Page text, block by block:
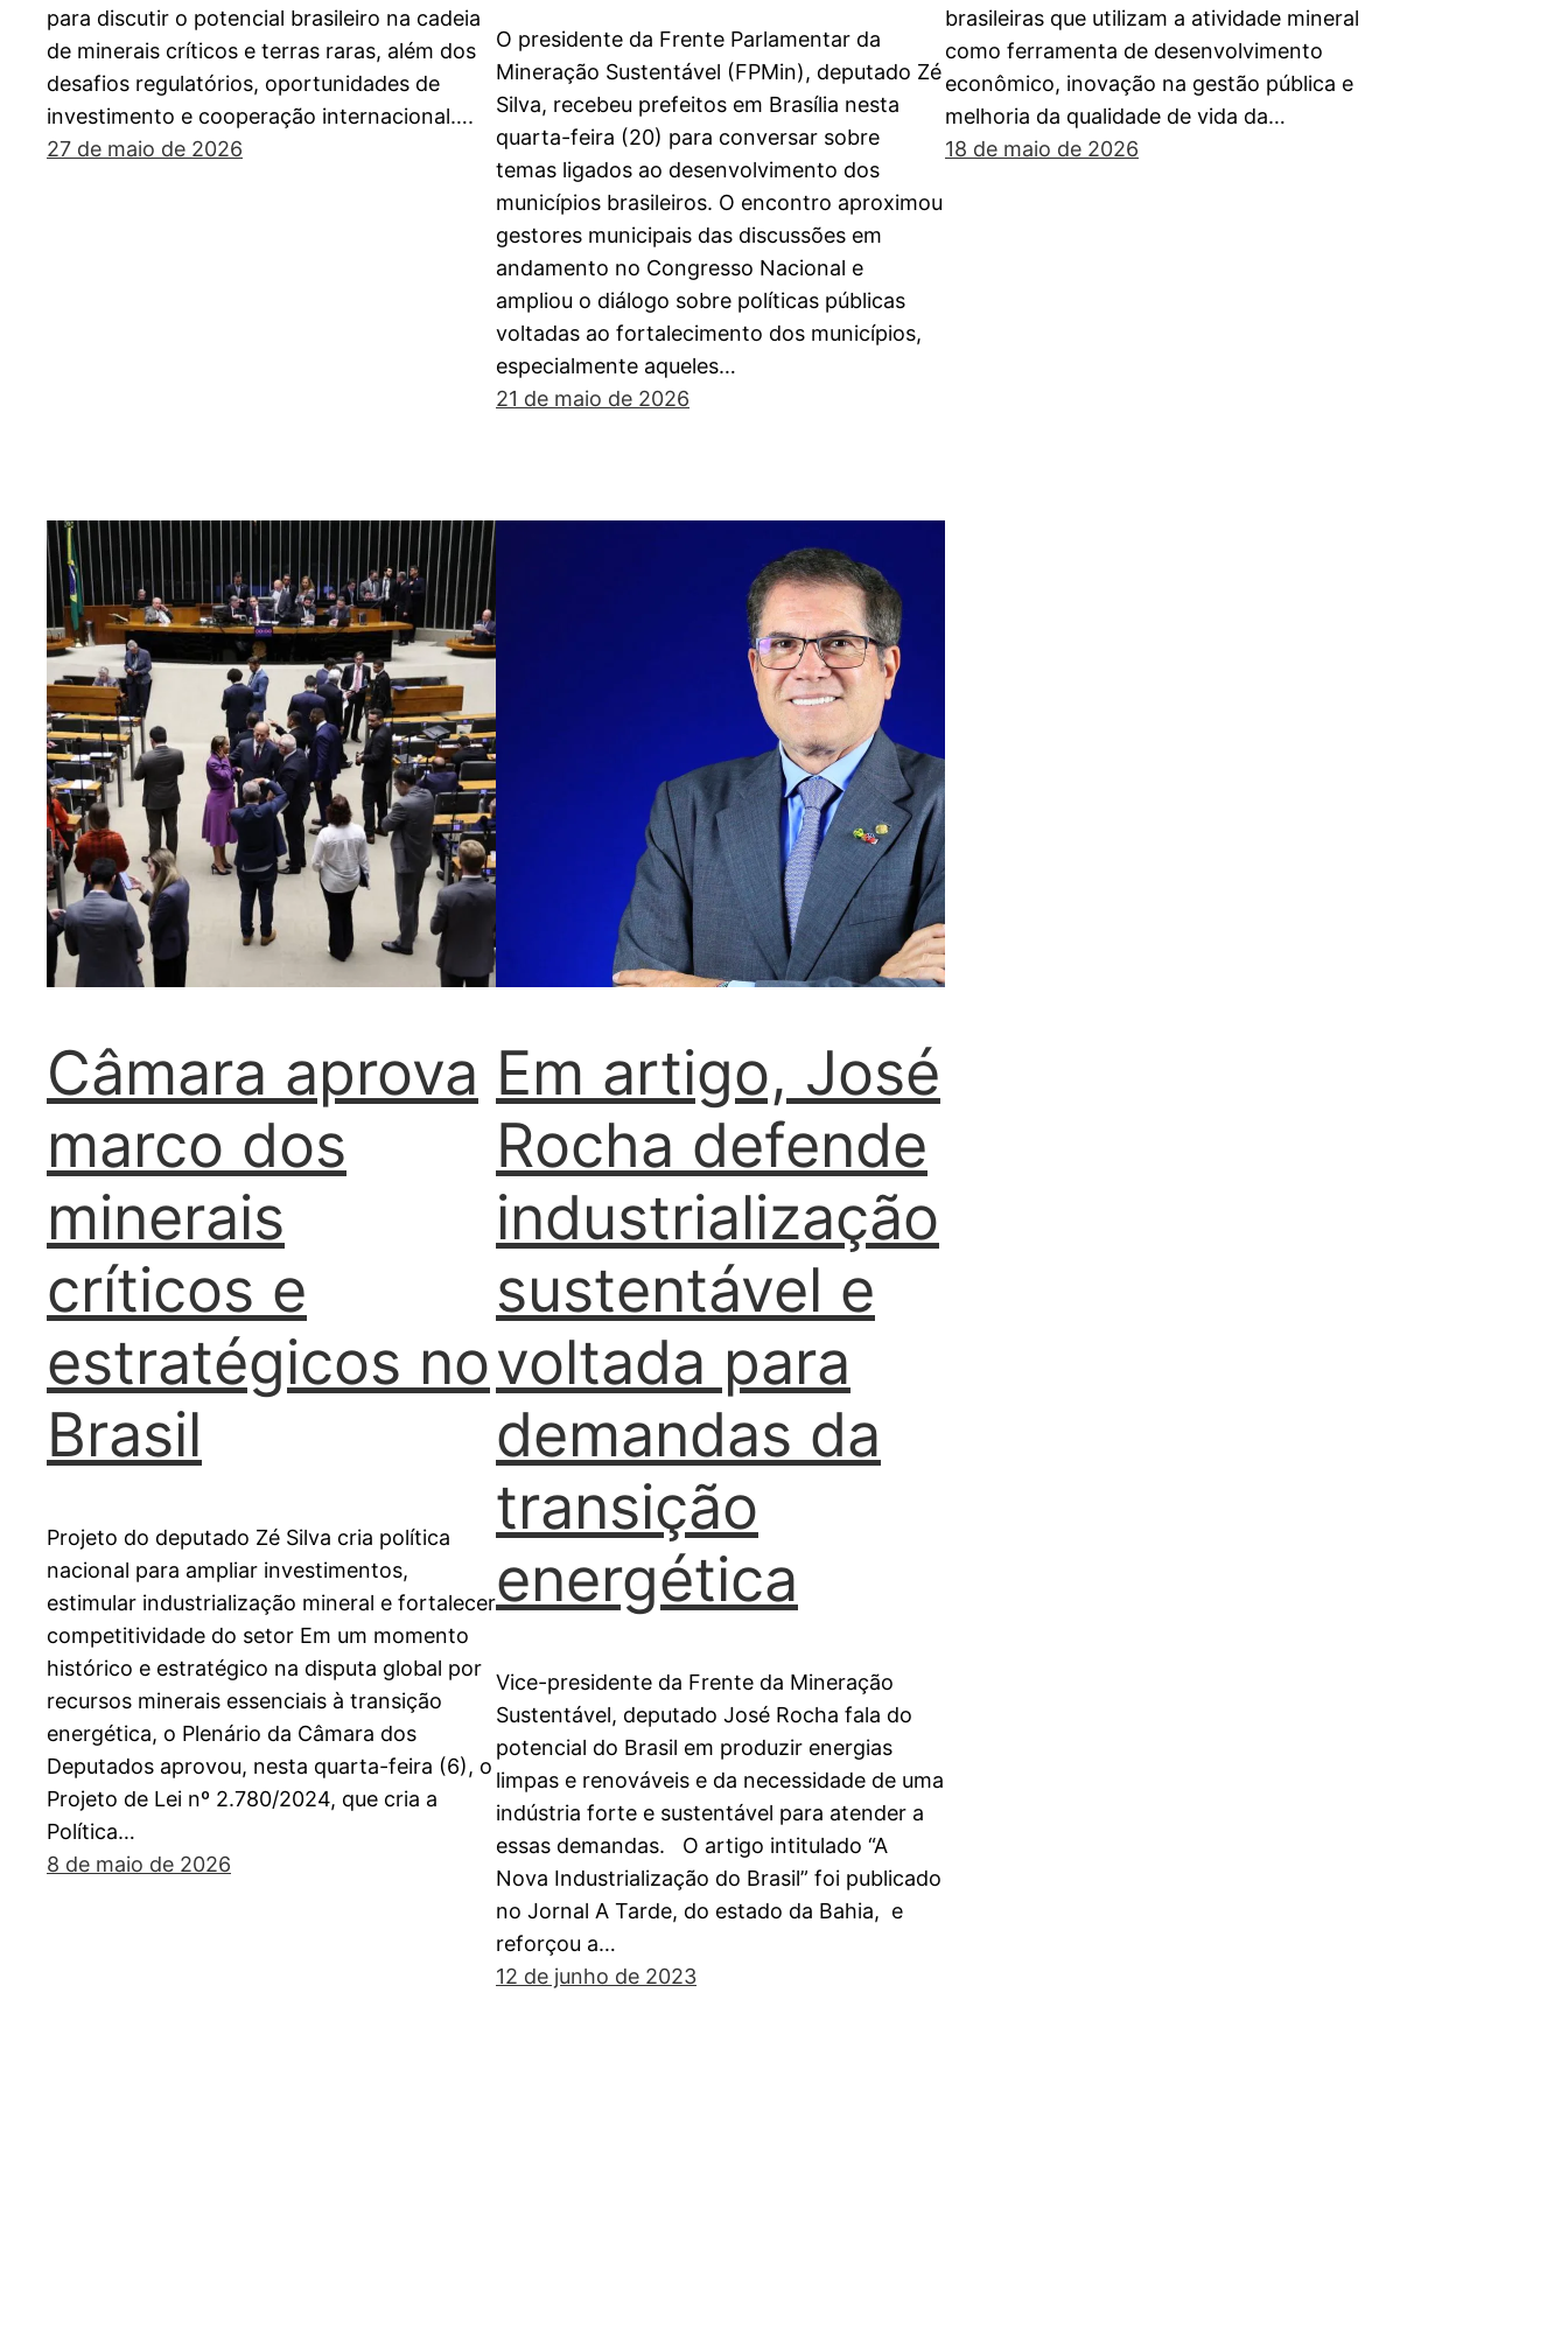
para discutir o potencial brasileiro na cadeia
de minerais críticos e terras raras, além dos
desafios regulatórios, oportunidades de
investimento e cooperação internacional….
27 de maio de 2026
O presidente da Frente Parlamentar da
Mineração Sustentável (FPMin), deputado Zé
Silva, recebeu prefeitos em Brasília nesta
quarta-feira (20) para conversar sobre
temas ligados ao desenvolvimento dos
municípios brasileiros. O encontro aproximou
gestores municipais das discussões em
andamento no Congresso Nacional e
ampliou o diálogo sobre políticas públicas
voltadas ao fortalecimento dos municípios,
especialmente aqueles…
21 de maio de 2026
brasileiras que utilizam a atividade mineral
como ferramenta de desenvolvimento
econômico, inovação na gestão pública e
melhoria da qualidade de vida da…
18 de maio de 2026
Câmara aprova
marco dos
minerais
críticos e
estratégicos no
Brasil
Projeto do deputado Zé Silva cria política
nacional para ampliar investimentos,
estimular industrialização mineral e fortalecer
competitividade do setor Em um momento
histórico e estratégico na disputa global por
recursos minerais essenciais à transição
energética, o Plenário da Câmara dos
Deputados aprovou, nesta quarta-feira (6), o
Projeto de Lei nº 2.780/2024, que cria a
Política…
8 de maio de 2026
Em artigo, José
Rocha defende
industrialização
sustentável e
voltada para
demandas da
transição
energética
Vice-presidente da Frente da Mineração
Sustentável, deputado José Rocha fala do
potencial do Brasil em produzir energias
limpas e renováveis e da necessidade de uma
indústria forte e sustentável para atender a
essas demandas. O artigo intitulado “A
Nova Industrialização do Brasil” foi publicado
no Jornal A Tarde, do estado da Bahia, e
reforçou a…
12 de junho de 2023